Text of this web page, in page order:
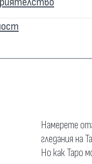
Намерете
гледания на
Но как Таро